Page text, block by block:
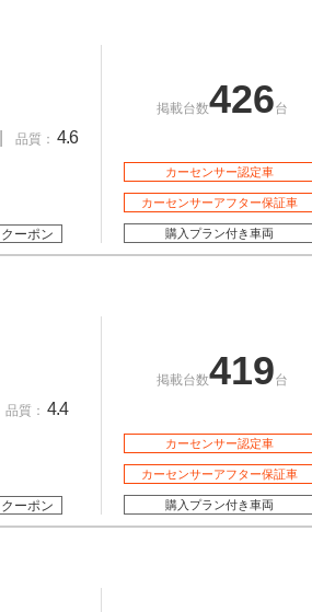
品質： 4.6
クーポン
掲載台数426台
カーセンサー認定車
カーセンサーアフター保証車
購入プラン付き車両
品質： 4.4
クーポン
掲載台数419台
カーセンサー認定車
カーセンサーアフター保証車
購入プラン付き車両